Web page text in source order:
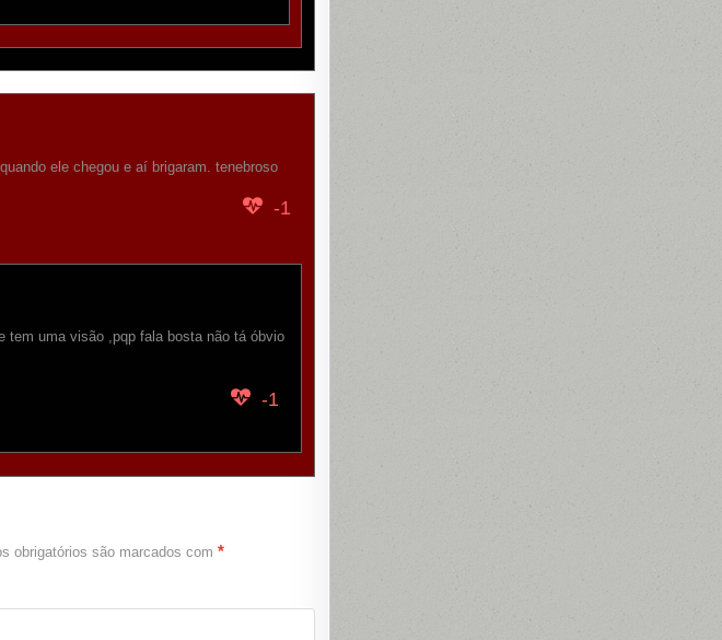
ele chegou e aí brigaram. tenebroso
-1
tem uma visão ,pqp fala bosta não tá óbvio
-1
obrigatórios são marcados com *